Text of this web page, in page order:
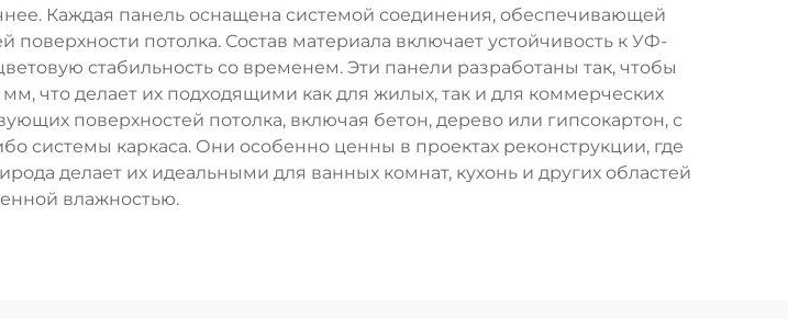
Каждая панель оснащена системой соединения, обеспечивающей
потолка. Состав материала включает устойчивость к УФ-
стабильность со временем. Эти панели разработаны так, чтобы
что делает их подходящими как для жилых, так и для коммерческих
поверхностей потолка, включая бетон, дерево или гипсокартон, с
системы каркаса. Они особенно ценны в проектах реконструкции, где
делает их идеальными для ванных комнат, кухонь и других областей
влажностью.